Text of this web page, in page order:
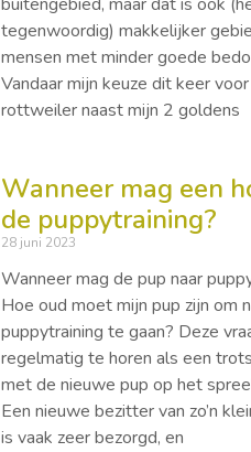
tegenwoordig) makkelijker
mensen met minder goede
Vandaar mijn keuze dit keer
rottweiler naast mijn 2 goldens
Wanneer mag een
de puppytraining?
28 juni 2023
Wanneer mag de pup naar
Hoe oud moet mijn pup zijn om
puppytraining te gaan? Deze
regelmatig te horen als een
met de nieuwe pup op het
Een nieuwe bezitter van zo’n
is vaak zeer bezorgd, en